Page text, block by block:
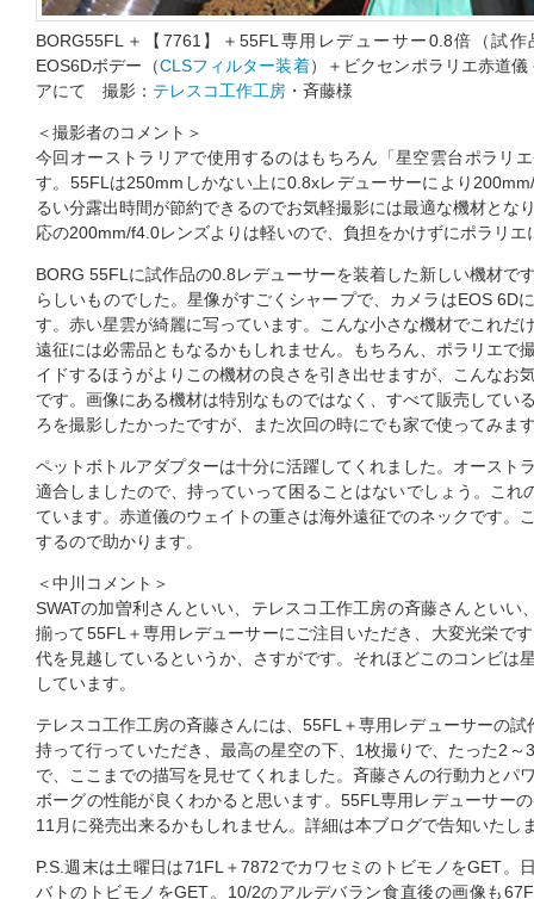
BORG55FL＋【7761】＋55FL専用レデューサー0.8倍（試
EOS6Dボデー（CLSフィルター装着）＋ビクセンポラリエ赤道
アにて 撮影： テレスコ工作工房 ・斉藤様
＜撮影者のコメント＞
今回オーストラリアで使用するのはもちろん「星空雲台ポラリ
す。55FLは250mmしかない上に0.8xレデューサーにより
るい分露出時間が節約できるのでお気軽撮影には最適な機材とな
応の200mm/f4.0レンズよりは軽いので、負担をかけずにポラリ
BORG 55FLに試作品の0.8レデューサーを装着した新しい機材で
らしいものでした。星像がすごくシャープで、カメラはEOS 6D
す。赤い星雲が綺麗に写っています。こんな小さな機材でこれだ
遠征には必需品ともなるかもしれません。もちろん、ポラリエで
イドするほうがよりこの機材の良さを引き出せますが、こんなお
です。画像にある機材は特別なものではなく、すべて販売してい
ろを撮影したかったですが、また次回の時にでも家で使ってみま
ペットボトルアダプターは十分に活躍してくれました。オースト
適合しましたので、持っていって困ることはないでしょう。これ
ています。赤道儀のウェイトの重さは海外遠征でのネックです。
するので助かります。
＜中川コメント＞
SWATの加曽利さんといい、テレスコ工作工房の斉藤さんといい
揃って55FL＋専用レデューサーにご注目いただき、大変光栄で
代を見越しているというか、さすがです。それほどこのコンビは
しています。
テレスコ工作工房の斉藤さんには、55FL＋専用レデューサーの
持って行っていただき、最高の星空の下、1枚撮りで、たった2
で、ここまでの描写を見せてくれました。斉藤さんの行動力とパ
ボーグの性能が良くわかると思います。55FL専用レデューサー
11月に発売出来るかもしれません。詳細は本ブログで告知いたし
P.S.週末は土曜日は71FL＋7872でカワセミのトビモノをGET。
バトのトビモノをGET。10/2のアルデバラン食直後の画像も